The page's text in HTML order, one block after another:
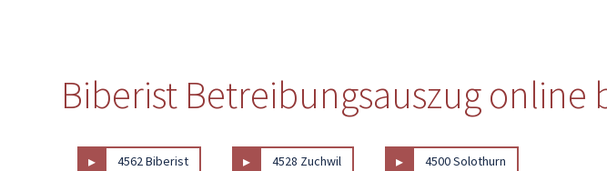
Biberist Betreibungsauszug online
▸ 4562 Biberist ▸ 4528 Zuchwil ▸ 4500 Solothurn